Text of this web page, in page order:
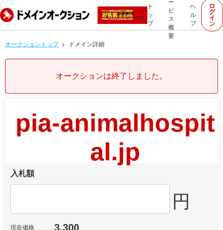
ト
ッ
プ
ー
ビ
ス
概
要
ヘ
ル
プ
ロ
グ
イ
ン
オークショントップ ドメイン詳細
オークションは終了しました。
pia-animalhospit
al.jp
入札額
円
現在価格 3,300